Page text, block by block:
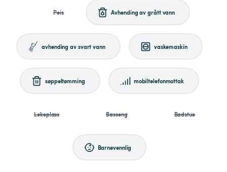
Peis Avhending av grått vann
avhending av svart vann vaskemaskin
søppeltømming mobiltelefonmottak
Lekeplass Basseng Badstue
Barnevennlig